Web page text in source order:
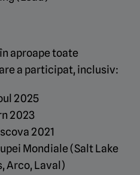
aproape toate
a participat, inclusiv:
2025
2023
2021
Mondiale (Salt Lake
Arco, Laval)